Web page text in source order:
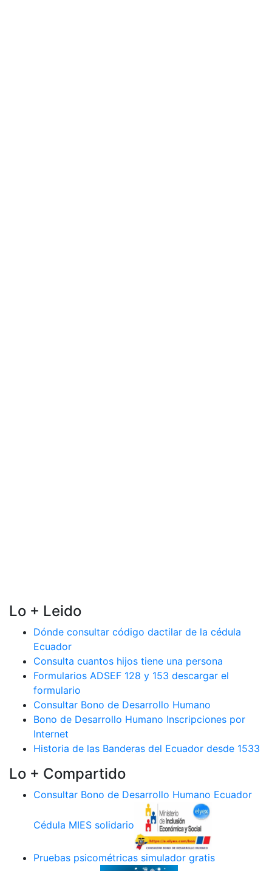
Lo + Leido
Dónde consultar código dactilar de la cédula
Ecuador
Consulta cuantos hijos tiene una persona
Formularios ADSEF 128 y 153 descargar el
formulario
Consultar Bono de Desarrollo Humano
Bono de Desarrollo Humano Inscripciones por
Internet
Historia de las Banderas del Ecuador desde 1533
Lo + Compartido
Consultar Bono de Desarrollo Humano Ecuador
Cédula MIES solidario
Pruebas psicométricas simulador gratis